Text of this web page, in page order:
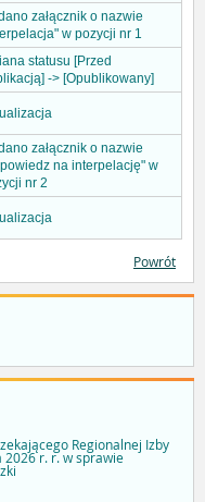
Regionalnej Izby
2026 r. r. w sprawie
załącznik o nazwie
w pozycji nr 1
statusu [Przed
-> [Opublikowany]
załącznik o nazwie
na interpelację" w
nr 2
Powrót